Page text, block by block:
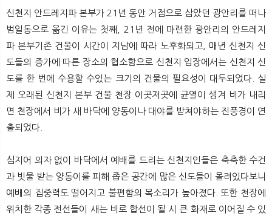
신천지 안드레지파 본부가 21년 동안 거점으로 삼았던 광안리를 떠나
범일동으로 옮긴 이유는 첫째, 21년 전에 마련한 광안리의 안드레지
파 본부기존 건물이 시간이 지남에 따라 노후화되고, 매년 신천지 신
도들의 증가에 따른 장소의 협소함으로 신천지 입장에서는 신천지 신
도를 한 번에 수용할 수있는 크기의 건물의 필요성이 대두되었다. 실
제 오래된 신천지 본부 건물 천장 이곳저곳에 균열이 생겨 비가 내리
면 천장에서 비가 새 바닥에 양동이나 대야를 받쳐야하는 진풍경이 연
출되었다.
심지어 의자 없이 바닥에서 예배를 드리는 신천지인들은 축축한 수건
과 빗물 받는 양동이를 피해 좁은 공간에 많은 신도들이 몰려있다보니
예배의 집중력도 떨어지고 불편함의 목소리가 높아졌다. 또한 천장에
위치한 각종 전선들이 새는 비로 합선이 될 시 큰 화재로 이어질 수 있